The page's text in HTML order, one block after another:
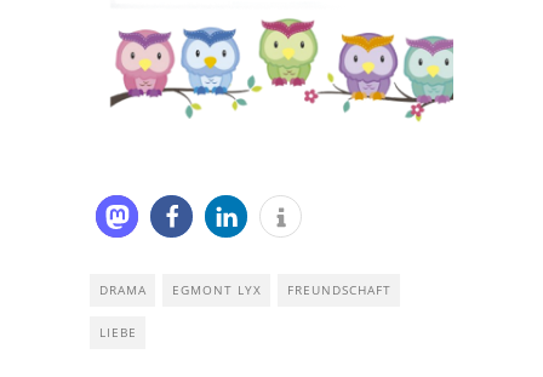
DRAMA EGMONT LYX FREUNDSCHAFT
LIEBE